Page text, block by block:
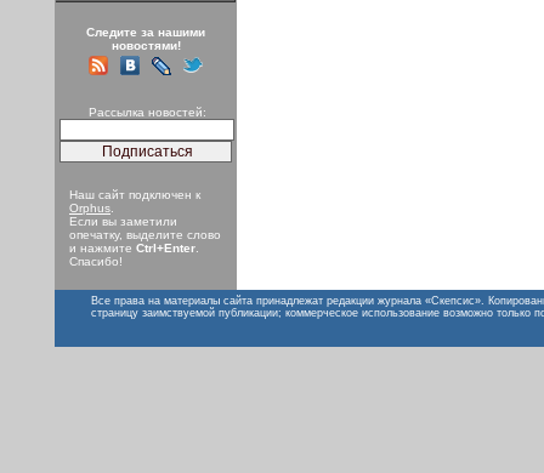
Следите за нашими
новостями!
Рассылка новостей:
Наш сайт подключен к
Orphus
Если вы заметили
опечатку, выделите слово
и нажмите Ctrl+Enter
Спасибо!
Все права на материалы сайта принадлежат редакции журнала «Скепсис».
страницу заимствуемой публикации; коммерческое использование возможно только